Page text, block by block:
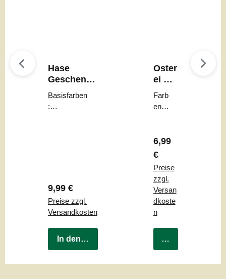
Hase
Geschenkb
ox
Basisfarben
:
Regulärer Preis:
9,99 €
Preise zzgl.
Versandkosten
In den Warenkorb
Oster
ei mit
Ohre
Farb
en:
(mat
t)
Regulärer Preis:
6,99
€
Preise
zzgl.
Versan
dkoste
n
In den